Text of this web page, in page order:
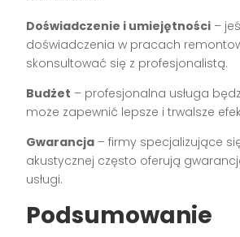
Doświadczenie i umiejętności –
doświadczenia w pracach
skonsultować się z profesjonalistą.
Budżet – profesjonalna usługa
może zapewnić lepsze i trwalsze
Gwarancja – firmy specjalizujące
akustycznej często oferują
usługi.
Podsumowanie